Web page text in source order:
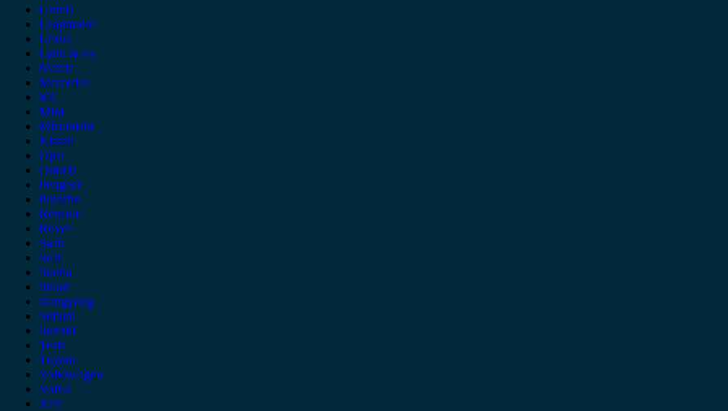
Lancia
Leapmotor
Lexus
Lynk & co
Mazda
Mercedes
MG
Mini
Mitsubishi
Nissan
Opel
Omoda
Peugeot
Porsche
Renault
Rover
Saab
Seat
Skoda
Smart
ssangyong
Subaru
Suzuki
Tesla
Toyota
Volkswagen
Volvo
Xev